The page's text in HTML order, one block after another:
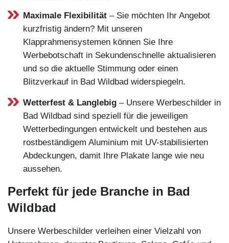
Maximale Flexibilität – Sie möchten Ihr Angebot
kurzfristig ändern? Mit unseren
Klapprahmensystemen können Sie Ihre
Werbebotschaft in Sekundenschnelle aktualisieren
und so die aktuelle Stimmung oder einen
Blitzverkauf in Bad Wildbad widerspiegeln.
Wetterfest & Langlebig – Unsere Werbeschilder in
Bad Wildbad sind speziell für die jeweiligen
Wetterbedingungen entwickelt und bestehen aus
rostbeständigem Aluminium mit UV-stabilisierten
Abdeckungen, damit Ihre Plakate lange wie neu
aussehen.
Perfekt für jede Branche in Bad
Wildbad
Unsere Werbeschilder verleihen einer Vielzahl von